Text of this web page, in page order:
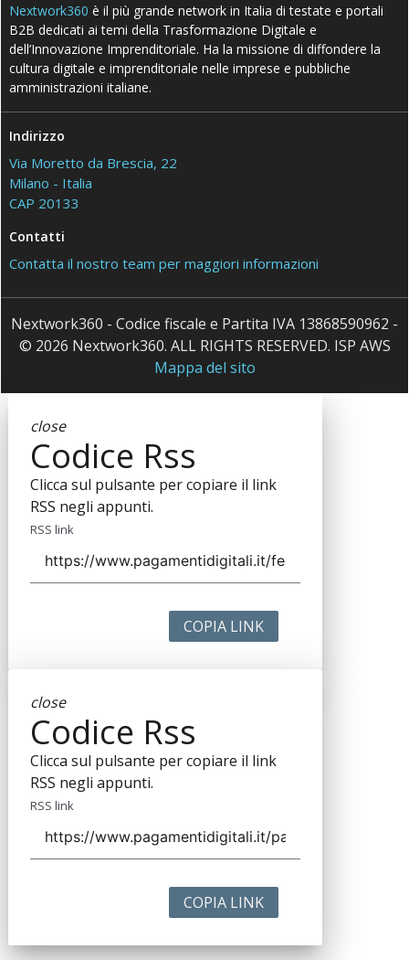
Nextwork360 è il più grande network in Italia di testate e portali
B2B dedicati ai temi della Trasformazione Digitale e
dell’Innovazione Imprenditoriale. Ha la missione di diffondere la
cultura digitale e imprenditoriale nelle imprese e pubbliche
amministrazioni italiane.
Indirizzo
Via Moretto da Brescia, 22
Milano - Italia
CAP 20133
Contatti
Contatta il nostro team per maggiori informazioni
Nextwork360 - Codice fiscale e Partita IVA 13868590962 -
© 2026 Nextwork360. ALL RIGHTS RESERVED. ISP AWS
Mappa del sito
close
Codice Rss
Clicca sul pulsante per copiare il link
RSS negli appunti.
RSS link
COPIA LINK
close
Codice Rss
Clicca sul pulsante per copiare il link
RSS negli appunti.
RSS link
COPIA LINK